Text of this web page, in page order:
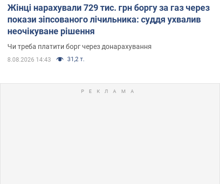
Жінці нарахували 729 тис. грн боргу за газ через
покази зіпсованого лічильника: суддя ухвалив
неочікуване рішення
Чи треба платити борг через донарахування
8.08.2026 14:43 31,2 т.